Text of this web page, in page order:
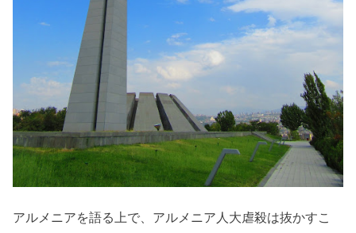
アルメニアを語る上で、アルメニア人大虐殺は抜かすこ